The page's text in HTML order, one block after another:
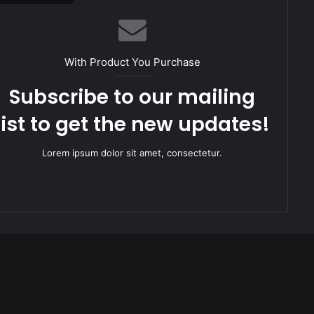
With Product You Purchase
Subscribe to our mailing
to get the new updates!
Lorem ipsum dolor sit amet, consectetur.